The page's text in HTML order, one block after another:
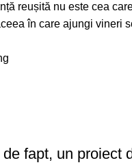
reușită nu este cea
în care ajungi vineri
fapt, un proiect